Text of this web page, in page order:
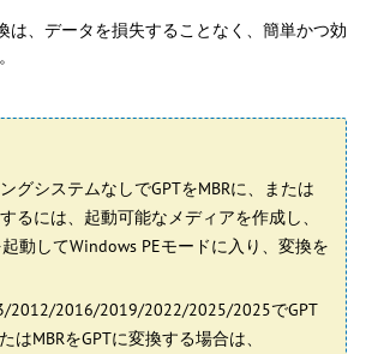
は、データを損失することなく、簡単かつ効
グシステムなしでGPTをMBRに、または
るには、起動可能なメディアを作成し、
動してWindows PEモードに入り、変換を
2012/2016/2019/2022/2025/2025でGPT
はMBRをGPTに変換する場合は、